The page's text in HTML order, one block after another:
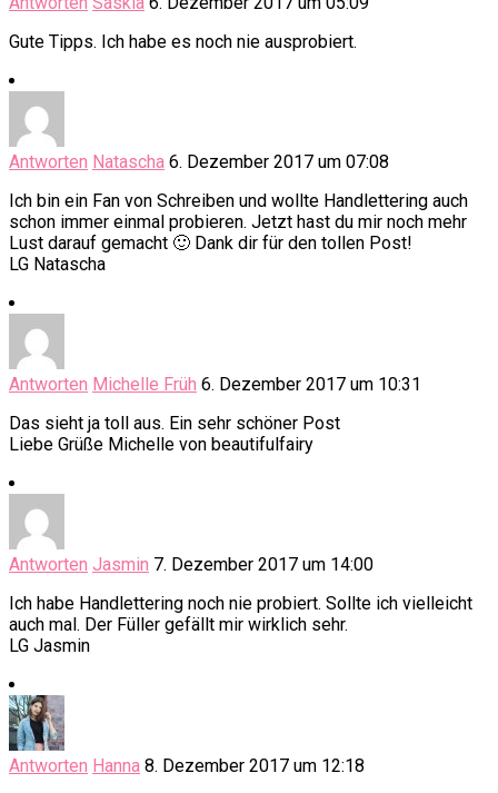
Gute Tipps. Ich habe es noch nie ausprobiert.
Antworten Natascha 6. Dezember 2017 um 07:08
Ich bin ein Fan von Schreiben und wollte Handlettering auch
schon immer einmal probieren. Jetzt hast du mir noch mehr
Lust darauf gemacht 🙂 Dank dir für den tollen Post!
LG Natascha
Antworten Michelle Früh 6. Dezember 2017 um 10:31
Das sieht ja toll aus. Ein sehr schöner Post
Liebe Grüße Michelle von beautifulfairy
Antworten Jasmin 7. Dezember 2017 um 14:00
Ich habe Handlettering noch nie probiert. Sollte ich vielleicht
auch mal. Der Füller gefällt mir wirklich sehr.
LG Jasmin
Antworten Hanna 8. Dezember 2017 um 12:18